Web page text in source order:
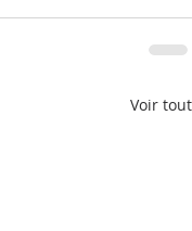
Voir tout